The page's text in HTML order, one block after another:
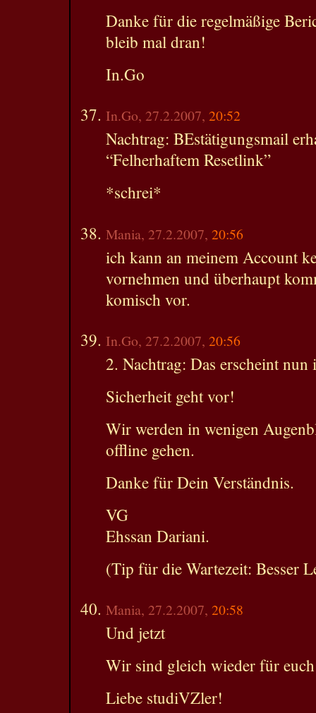
Danke für die regelmäßige
bleib mal dran!
In.Go
In.Go, 27.2.2007, 20:52
Nachtrag: BEstätigungsmail
“Felherhaftem Resetlink”
*schrei*
Mania, 27.2.2007, 20:56
ich kann an meinem Account
vornehmen und überhaupt
komisch vor.
In.Go, 27.2.2007, 20:56
2. Nachtrag: Das erscheint nun
Sicherheit geht vor!
Wir werden in wenigen
offline gehen.
Danke für Dein Verständnis.
VG
Ehssan Dariani.
(Tip für die Wartezeit: Besser
Mania, 27.2.2007, 20:58
Und jetzt
Wir sind gleich wieder für
Liebe studiVZler!